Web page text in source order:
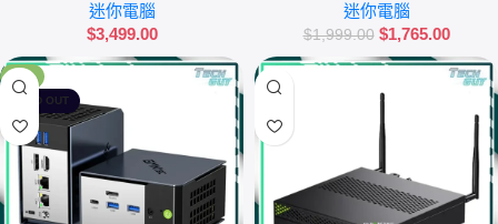
迷你電腦
$3,499.00
迷你電腦
$1,999.00 $1,765.00
-1%
SOLD OUT